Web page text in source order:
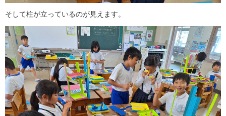
そして柱が立っているのが見えます。